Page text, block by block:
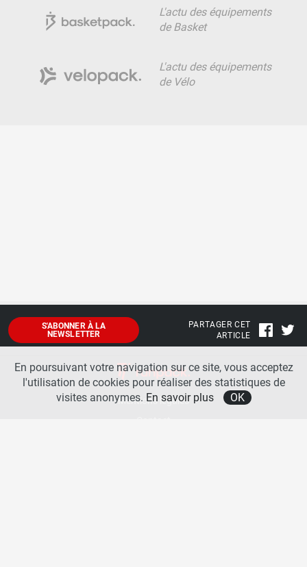
L'actu des équipements
de Basket
L'actu des équipements
de Vélo
S'ABONNER À LA
NEWSLETTER
PARTAGER CET
ARTICLE
Mentions légales
En poursuivant votre navigation sur ce site, vous acceptez
l'utilisation de cookies pour réaliser des statistiques de
visites anonymes. En savoir plus OK